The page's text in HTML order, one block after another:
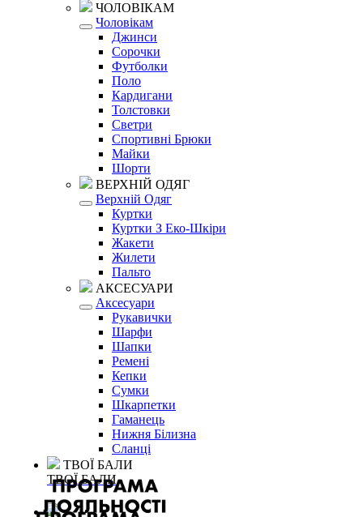
ЧОЛОВІКАМ
Чоловікам
Джинси
Сорочки
Футболки
Поло
Кардигани
Толстовки
Светри
Спортивні Брюки
Майки
Шорти
ВЕРХНІЙ ОДЯГ
Верхній Одяг
Куртки
Куртки З Еко-Шкіри
Жакети
Жилети
Пальто
АКСЕСУАРИ
Аксесуари
Рукавички
Шарфи
Шапки
Ремені
Кепки
Сумки
Шкарпетки
Гаманець
Нижня Білизна
Сланці
ТВОЇ БАЛИ
ТВОЇ БАЛИ